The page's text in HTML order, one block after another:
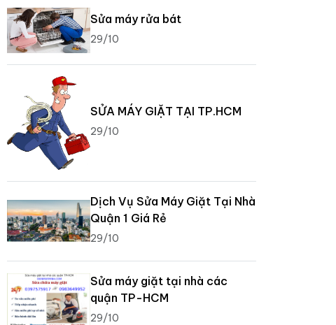
Sửa máy rửa bát
29/10
SỬA MÁY GIẶT TẠI TP.HCM
29/10
Dịch Vụ Sửa Máy Giặt Tại Nhà
Quận 1 Giá Rẻ
29/10
Sửa máy giặt tại nhà các
quận TP-HCM
29/10